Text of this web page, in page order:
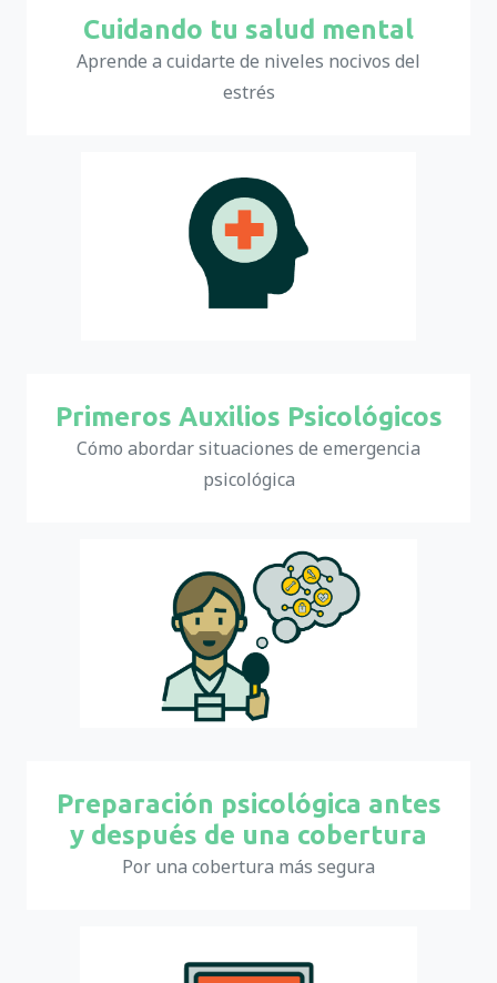
Cuidando tu salud mental
Aprende a cuidarte de niveles nocivos del
estrés
Primeros Auxilios Psicológicos
Cómo abordar situaciones de emergencia
psicológica
Preparación psicológica antes
y después de una cobertura
Por una cobertura más segura